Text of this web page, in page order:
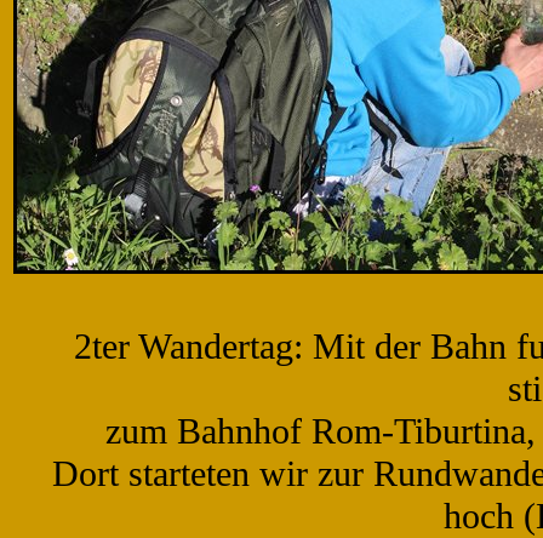
2ter Wandertag: Mit der Bahn
zum Bahnhof Rom-
Dort starteten wir zur
hoch